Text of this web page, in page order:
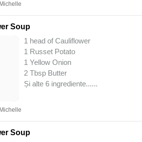
Soup
1 head of Cauliflower
1 Russet Potato
1 Yellow Onion
2 Tbsp Butter
Și alte 6 ingrediente......
Soup